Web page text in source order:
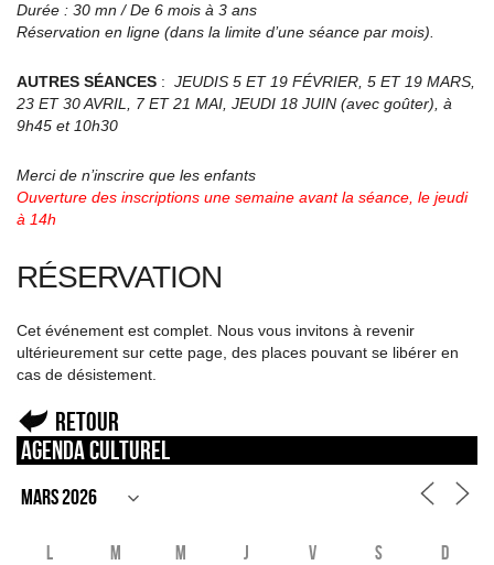
Durée : 30 mn / De 6 mois à 3 ans
Réservation en ligne (dans la limite d’une séance par mois).
AUTRES SÉANCES : JEUDIS 5 ET 19 FÉVRIER, 5 ET 19 MARS,
23 ET 30 AVRIL, 7 ET 21 MAI, JEUDI 18 JUIN (avec goûter), à
9h45 et 10h30
Merci de n’inscrire que les enfants
Ouverture des inscriptions une semaine avant la séance, le jeudi
à 14h
RÉSERVATION
Cet événement est complet. Nous vous invitons à revenir
ultérieurement sur cette page, des places pouvant se libérer en
cas de désistement.
Retour
Agenda culturel
L M M J V S D